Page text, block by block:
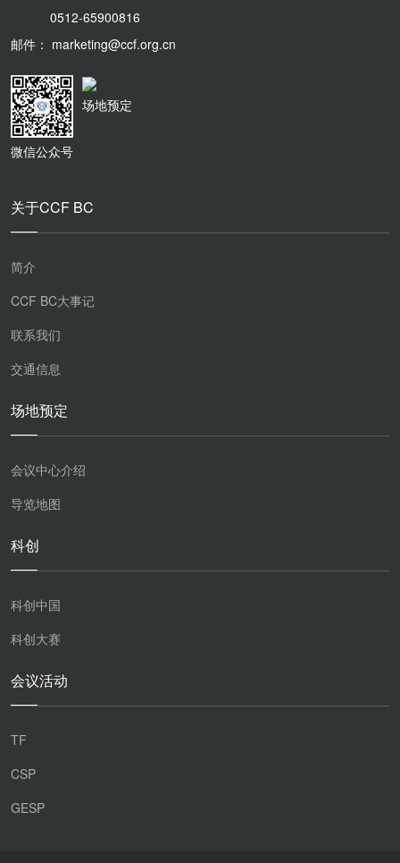
0512-65900816
邮件： marketing@ccf.org.cn
微信公众号
场地预定
关于CCF BC
简介
CCF BC大事记
联系我们
交通信息
场地预定
会议中心介绍
导览地图
科创
科创中国
科创大赛
会议活动
TF
CSP
GESP